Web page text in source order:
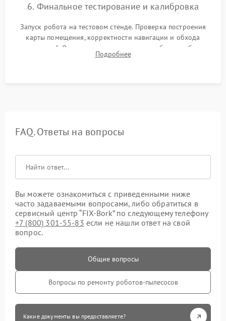
6. Финальное тестирование и калибровка
Запуск робота на тестовом стенде. Проверка построения
карты помещения, корректности навигации и обхода
препятствий. Оценка силы всасывания и работы турбины.
Тестирование автоматического возврата на док-станцию и
Подробнее
FAQ. Ответы на вопросы
Вы можете ознакомиться с приведенными ниже
часто задаваемыми вопросами, либо обратиться в
сервисный центр “FIX-Bork” по следующему телефону
+7 (800) 301-55-83 если не нашли ответ на свой
вопрос.
Общие вопросы
Вопросы по ремонту роботов-пылесосов
Какие документы вы предоставляете?